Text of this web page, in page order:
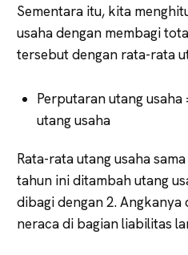
Sementara itu, kita
usaha dengan membagi
tersebut dengan rata-rata
Perputaran utang
utang usaha
Rata-rata utang usaha
tahun ini ditambah utang
dibagi dengan 2.
neraca di bagian liabilitas